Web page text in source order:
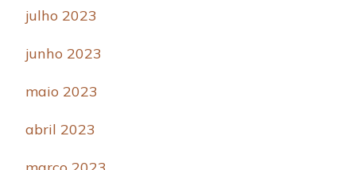
julho 2023
junho 2023
maio 2023
abril 2023